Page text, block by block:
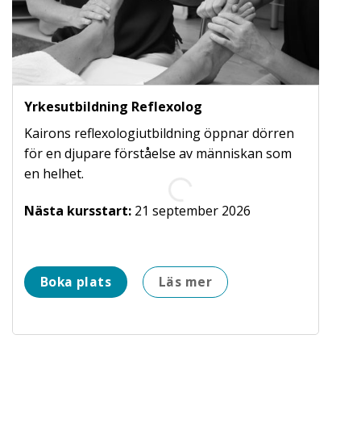
Yrkesutbildning Reflexolog
Kairons reflexologiutbildning öppnar dörren
för en djupare förståelse av människan som
en helhet.
Nästa kursstart: 21 september 2026
Boka plats Läs mer